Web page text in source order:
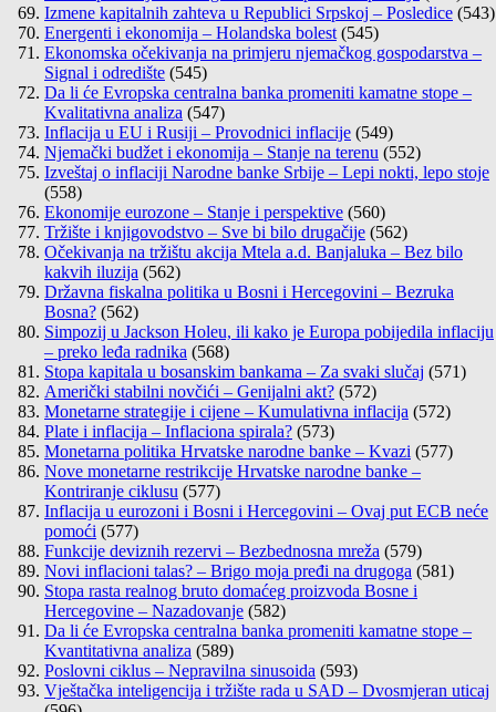
Izmene kapitalnih zahteva u Republici Srpskoj – Posledice (543)
Energenti i ekonomija – Holandska bolest (545)
Ekonomska očekivanja na primjeru njemačkog gospodarstva –
Signal i odredište (545)
Da li će Evropska centralna banka promeniti kamatne stope –
Kvalitativna analiza (547)
Inflacija u EU i Rusiji – Provodnici inflacije (549)
Njemački budžet i ekonomija – Stanje na terenu (552)
Izveštaj o inflaciji Narodne banke Srbije – Lepi nokti, lepo stoje
(558)
Ekonomije eurozone – Stanje i perspektive (560)
Tržište i knjigovodstvo – Sve bi bilo drugačije (562)
Očekivanja na tržištu akcija Mtela a.d. Banjaluka – Bez bilo
kakvih iluzija (562)
Državna fiskalna politika u Bosni i Hercegovini – Bezruka
Bosna? (562)
Simpozij u Jackson Holeu, ili kako je Europa pobijedila inflaciju
– preko leđa radnika (568)
Stopa kapitala u bosanskim bankama – Za svaki slučaj (571)
Američki stabilni novčići – Genijalni akt? (572)
Monetarne strategije i cijene – Kumulativna inflacija (572)
Plate i inflacija – Inflaciona spirala? (573)
Monetarna politika Hrvatske narodne banke – Kvazi (577)
Nove monetarne restrikcije Hrvatske narodne banke –
Kontriranje ciklusu (577)
Inflacija u eurozoni i Bosni i Hercegovini – Ovaj put ECB neće
pomoći (577)
Funkcije deviznih rezervi – Bezbednosna mreža (579)
Novi inflacioni talas? – Brigo moja pređi na drugoga (581)
Stopa rasta realnog bruto domaćeg proizvoda Bosne i
Hercegovine – Nazadovanje (582)
Da li će Evropska centralna banka promeniti kamatne stope –
Kvantitativna analiza (589)
Poslovni ciklus – Nepravilna sinusoida (593)
Vještačka inteligencija i tržište rada u SAD – Dvosmjeran uticaj